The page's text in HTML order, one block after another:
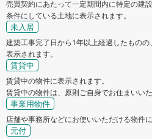
売買契約にあたって一定期間内に特定の建
条件にしている土地に表示されます。
未入居
建築工事完了日から1年以上経過したもの
表示されます。
賃貸中
賃貸中の物件に表示されます。
賃貸中の物件は、原則ご自身でお住まいい
事業用物件
店舗や事務所などにお使いいただける物件に
元付